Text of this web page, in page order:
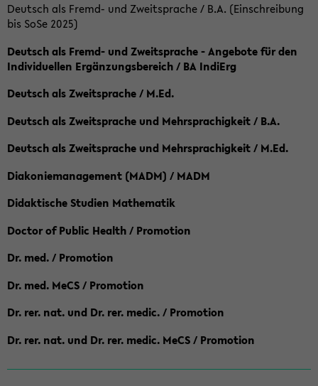
Deutsch als Fremd- und Zweitsprache / B.A. (Einschreibung
bis SoSe 2025)
Deutsch als Fremd- und Zweitsprache - Angebote für den
Individuellen Ergänzungsbereich / BA IndiErg
Deutsch als Zweitsprache / M.Ed.
Deutsch als Zweitsprache und Mehrsprachigkeit / B.A.
Deutsch als Zweitsprache und Mehrsprachigkeit / M.Ed.
Diakoniemanagement (MADM) / MADM
Didaktische Studien Mathematik
Doctor of Public Health / Promotion
Dr. med. / Promotion
Dr. med. MeCS / Promotion
Dr. rer. nat. und Dr. rer. medic. / Promotion
Dr. rer. nat. und Dr. rer. medic. MeCS / Promotion